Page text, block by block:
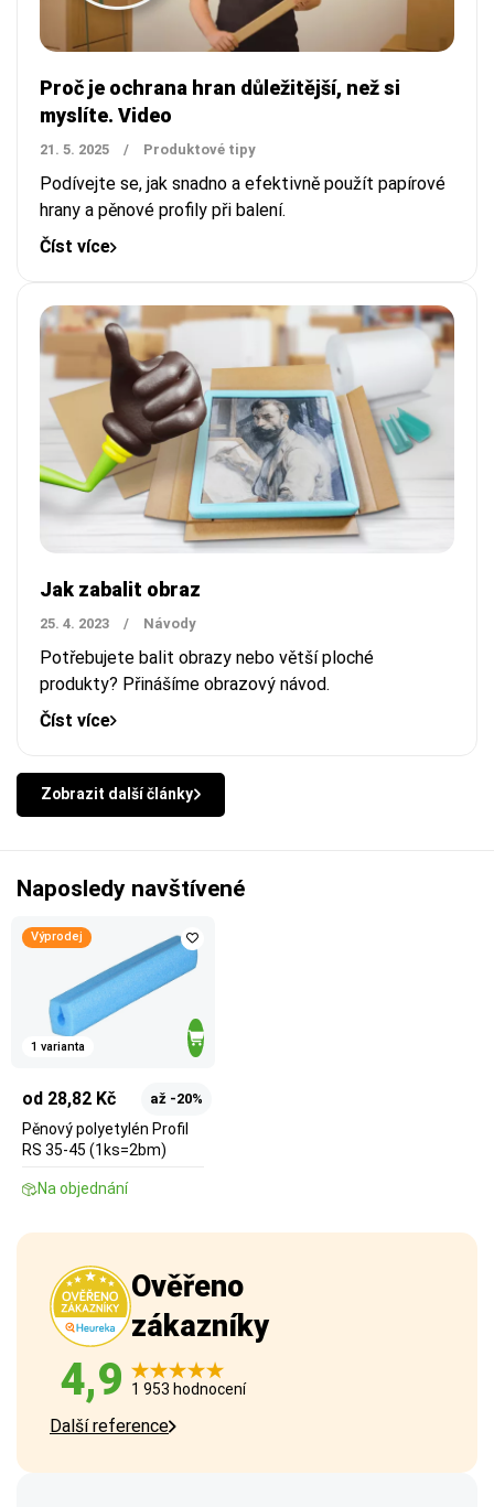
Proč je ochrana hran důležitější, než si
myslíte. Video
21. 5. 2025 / Produktové tipy
Podívejte se, jak snadno a efektivně použít papírové
hrany a pěnové profily při balení.
Číst více
Jak zabalit obraz
25. 4. 2023 / Návody
Potřebujete balit obrazy nebo větší ploché
produkty? Přinášíme obrazový návod.
Číst více
Zobrazit další články
Naposledy navštívené
Výprodej
1 varianta
od 28,82 Kč až -20%
Pěnový polyetylén Profil
RS 35-45 (1ks=2bm)
Na objednání
Ověřeno
zákazníky
4,9 1 953 hodnocení
Další reference